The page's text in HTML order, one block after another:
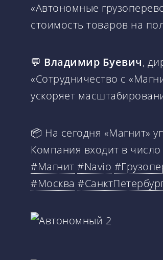
«Автономные
стоимость товаров на
💬 Владимир Буевич,
«Сотрудничество с
ускоряет
📦 На сегодня «Магнит»
Компания входит в
#Магнит #Navio
#Москва